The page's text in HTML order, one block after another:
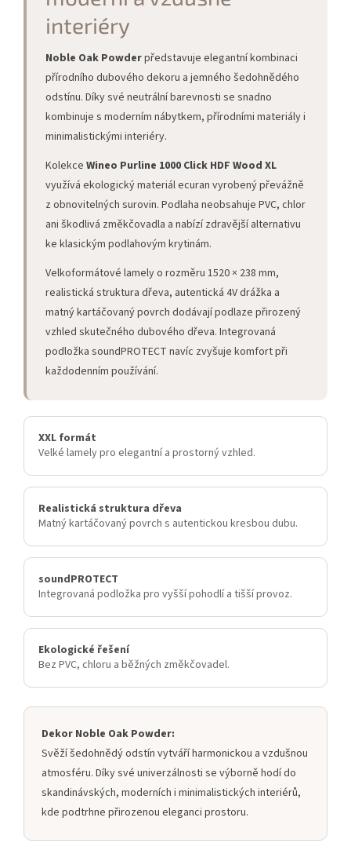
interiéry
Noble Oak Powderpředstavuje elegantní kombinaci
přírodního dubového dekoru a jemného šedohnědého
odstínu. Díky své neutrální barevnosti se snadno
kombinuje s moderním nábytkem, přírodními materiály i
minimalistickými interiéry.
Kolekce Wineo Purline 1000 Click HDF Wood XL
využívá ekologický materiál ecuran vyrobený převážně
z obnovitelných surovin. Podlaha neobsahuje PVC, chlor
ani škodlivá změkčovadla a nabízí zdravější alternativu
ke klasickým podlahovým krytinám.
Velkoformátové lamely o rozměru 1520 × 238 mm,
realistická struktura dřeva, autentická 4V drážka a
matný kartáčovaný povrch dodávají podlaze přirozený
vzhled skutečného dubového dřeva. Integrovaná
podložka soundPROTECT navíc zvyšuje komfort při
každodenním používání.
XXL formát
Velké lamely pro elegantní a prostorný vzhled.
Realistická struktura dřeva
Matný kartáčovaný povrch s autentickou kresbou dubu.
soundPROTECT
Integrovaná podložka pro vyšší pohodlí a tišší provoz.
Ekologické řešení
Bez PVC, chloru a běžných změkčovadel.
Dekor Noble Oak Powder:
Svěží šedohnědý odstín vytváří harmonickou a vzdušnou
atmosféru. Díky své univerzálnosti se výborně hodí do
skandinávských, moderních i minimalistických interiérů,
kde podtrhne přirozenou eleganci prostoru.